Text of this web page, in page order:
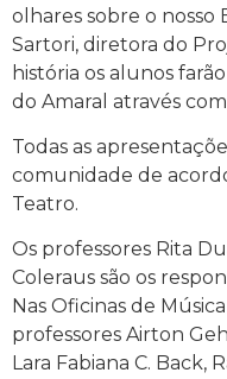
olhares sobre o nosso
Sartori, diretora do
história os alunos
do Amaral através
Todas as
comunidade de
Teatro.
Os professores Rita
Coleraus são os
Nas Oficinas de
professores Airton
Lara Fabiana C. Back,